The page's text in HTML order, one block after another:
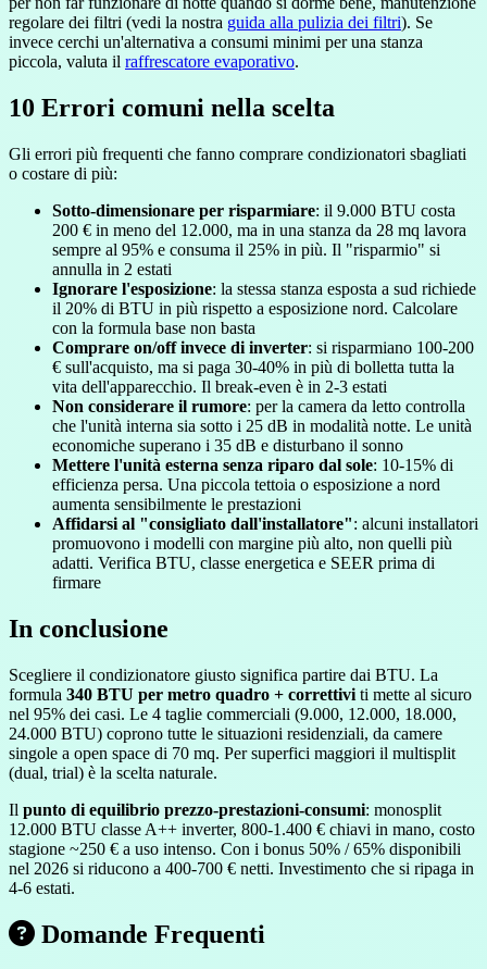
regolare dei filtri (vedi la nostra guida alla pulizia dei filtri). Se
invece cerchi un'alternativa a consumi minimi per una stanza
piccola, valuta il raffrescatore evaporativo.
10 Errori comuni nella scelta
Gli errori più frequenti che fanno comprare condizionatori sbagliati
o costare di più:
Sotto-dimensionare per risparmiare: il 9.000 BTU costa
200 € in meno del 12.000, ma in una stanza da 28 mq lavora
sempre al 95% e consuma il 25% in più. Il "risparmio" si
annulla in 2 estati
Ignorare l'esposizione: la stessa stanza esposta a sud richiede
il 20% di BTU in più rispetto a esposizione nord. Calcolare
con la formula base non basta
Comprare on/off invece di inverter: si risparmiano 100-200
€ sull'acquisto, ma si paga 30-40% in più di bolletta tutta la
vita dell'apparecchio. Il break-even è in 2-3 estati
Non considerare il rumore: per la camera da letto controlla
che l'unità interna sia sotto i 25 dB in modalità notte. Le unità
economiche superano i 35 dB e disturbano il sonno
Mettere l'unità esterna senza riparo dal sole: 10-15% di
efficienza persa. Una piccola tettoia o esposizione a nord
aumenta sensibilmente le prestazioni
Affidarsi al "consigliato dall'installatore": alcuni installatori
promuovono i modelli con margine più alto, non quelli più
adatti. Verifica BTU, classe energetica e SEER prima di
firmare
In conclusione
Scegliere il condizionatore giusto significa partire dai BTU. La
formula 340 BTU per metro quadro + correttivi ti mette al sicuro
nel 95% dei casi. Le 4 taglie commerciali (9.000, 12.000, 18.000,
24.000 BTU) coprono tutte le situazioni residenziali, da camere
singole a open space di 70 mq. Per superfici maggiori il multisplit
(dual, trial) è la scelta naturale.
Il punto di equilibrio prezzo-prestazioni-consumi: monosplit
12.000 BTU classe A++ inverter, 800-1.400 € chiavi in mano, costo
stagione ~250 € a uso intenso. Con i bonus 50% / 65% disponibili
nel 2026 si riducono a 400-700 € netti. Investimento che si ripaga in
4-6 estati.
Domande Frequenti